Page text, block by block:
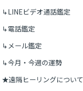
↳LINEビデオ通話鑑定
↳電話鑑定
↳メール鑑定
↳今月・今週の運勢
★遠隔ヒーリングについて